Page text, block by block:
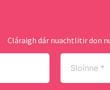
Cláraigh dár nuachtlitir don
Sloinne
(Required)